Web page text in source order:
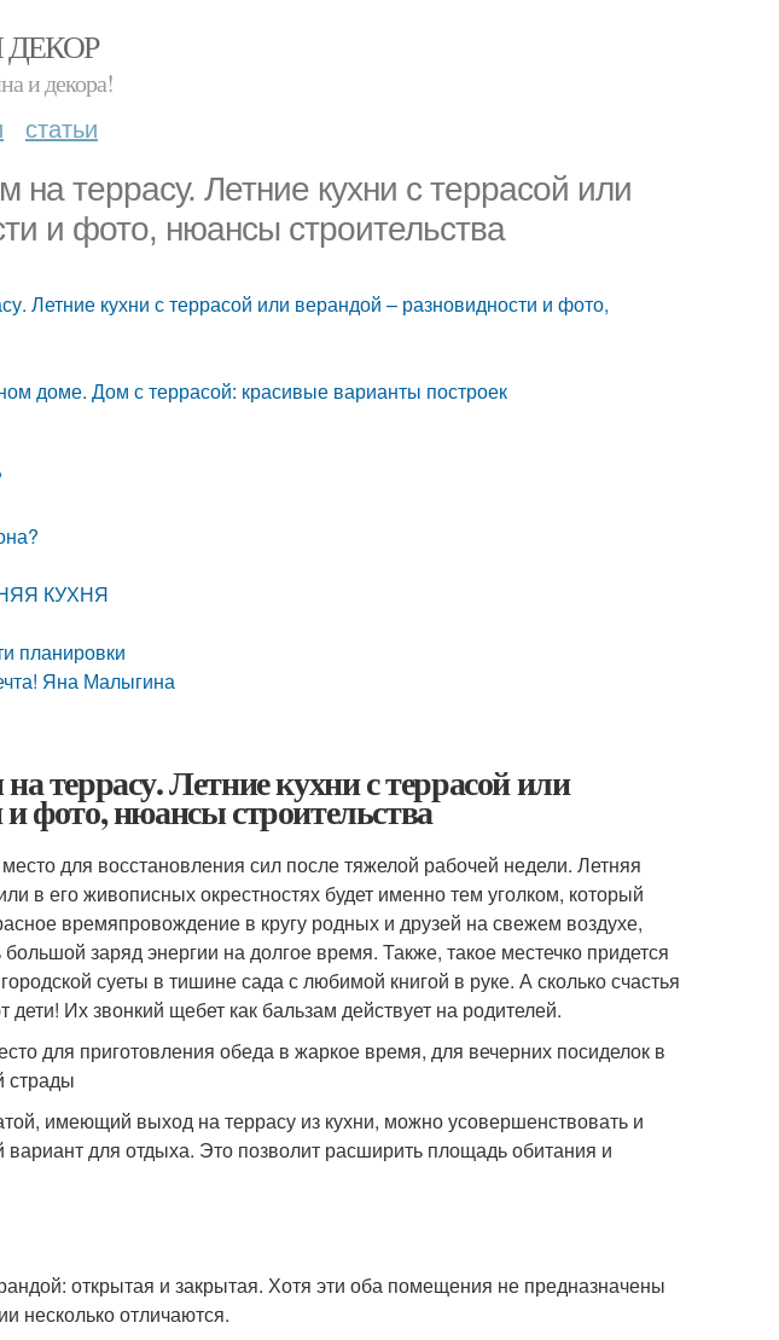
ДЕКОР
и декора!
статьи
на террасу. Летние кухни с террасой или
и фото, нюансы строительства
Летние кухни с террасой или верандой – разновидности и фото,
доме. Дом с террасой: красивые варианты построек
КУХНЯ
планировки
Яна Малыгина
террасу. Летние кухни с террасой или
фото, нюансы строительства
для восстановления сил после тяжелой рабочей недели. Летняя
в его живописных окрестностях будет именно тем уголком, который
времяпровождение в кругу родных и друзей на свежем воздухе,
заряд энергии на долгое время. Также, такое местечко придется
суеты в тишине сада с любимой книгой в руке. А сколько счастья
дети! Их звонкий щебет как бальзам действует на родителей.
для приготовления обеда в жаркое время, для вечерних посиделок в
страды
имеющий выход на террасу из кухни, можно усовершенствовать и
для отдыха. Это позволит расширить площадь обитания и
открытая и закрытая. Хотя эти оба помещения не предназначены
несколько отличаются.